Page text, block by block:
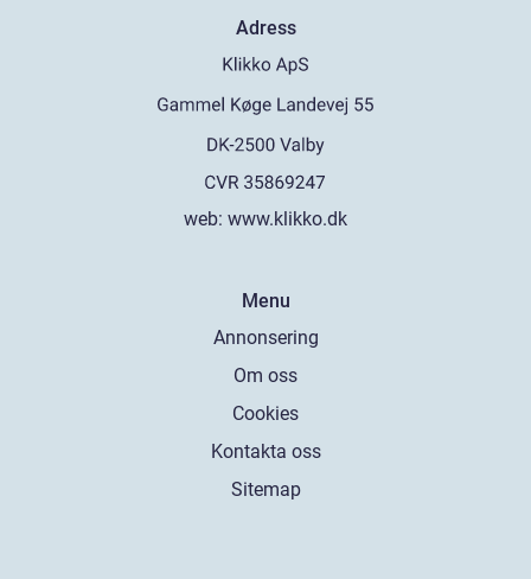
Adress
web: www.klikko.dk
Menu
Annonsering
Om oss
Cookies
Kontakta oss
Sitemap